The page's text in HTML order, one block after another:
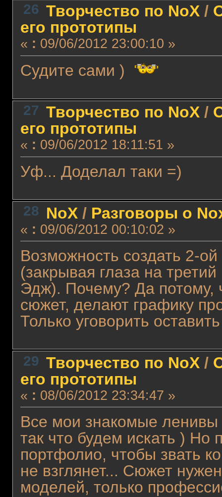
26 Творчество по NoX/
его прототипы
« : 09/06/2012 23:00:10 »
Судите сами )
27 Творчество по NoX/
его прототипы
« : 09/06/2012 18:11:51 »
Уф... Доделал таки =)
28 NoX/ Разговоры о
« : 09/06/2012 00:10:02 »
Возможность создать 2-
(закрывая глаза на
Эдж). Почему? Да потому,
сюжет, делают графику
Только уговорить
29 Творчество по NoX/
его прототипы
« : 08/06/2012 23:34:47 »
Все мои знакомые
так что будем искать )
портфолио, чтобы звать
не взглянет... Сюжет
моделей, только